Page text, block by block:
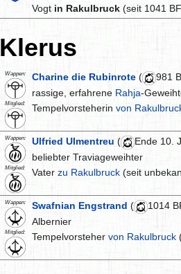
Vogt in Rakulbruck (seit 1041
Klerus
Wappen:
Mitglied:
Charine die Rubinrote (
981
rassige, erfahrene Rahja-
Tempelvorsteherin von
Wappen:
Mitglied:
Ulfried Ulmentreu (
Ende 10.
beliebter Traviageweihter
Vater zu Rakulbruck (seit
Wappen:
Mitglied:
Swafnian Engstrand (
1014
Albernier
Tempelvorsteher von Rakulbruck